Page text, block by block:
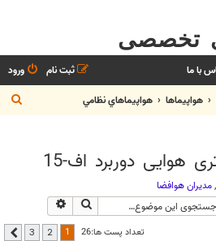
تخصصی
با ما ورود
ثبت نام
هواپيماها هواپيماهاي نظامي
ج
س
هوایی دوربرد اف-15
مديران هوافضا
جستجو
تعداد پست ها:26 2
3 بعدی